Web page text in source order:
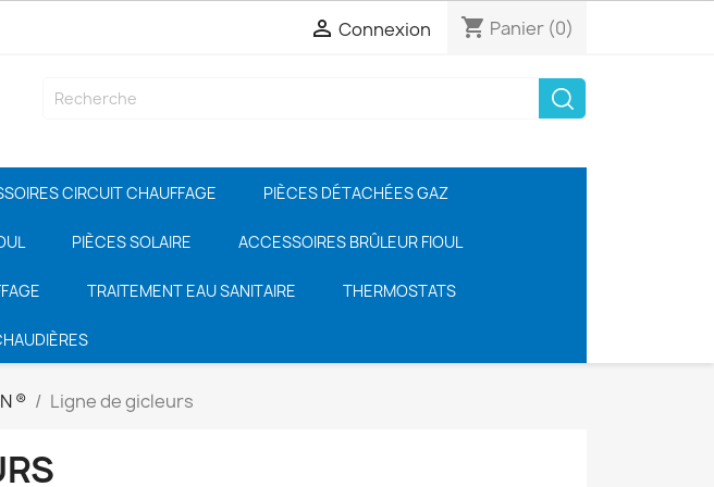
 Connexion shopping_cart Panier (0)
CIRCUIT CHAUFFAGE PIÈCES DÉTACHÉES GAZ
PIÈCES SOLAIRE ACCESSOIRES BRÛLEUR FIOUL
TRAITEMENT EAU SANITAIRE THERMOSTATS
® Ligne de gicleurs